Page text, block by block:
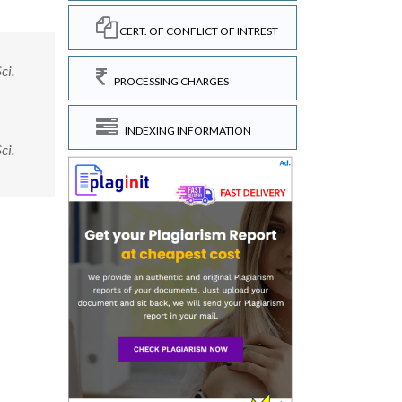
CERT. OF CONFLICT OF INTREST
PROCESSING CHARGES
INDEXING INFORMATION